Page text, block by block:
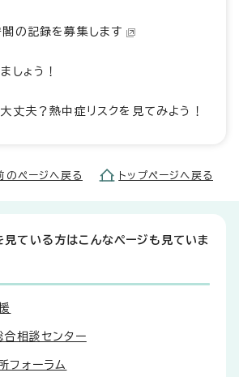
の記録を募集します
しょう！
丈夫？熱中症リスクを見てみよう！
のページへ戻る トップページへ戻る
見ている方はこんなページも見ていま
合相談センター
フォーラム